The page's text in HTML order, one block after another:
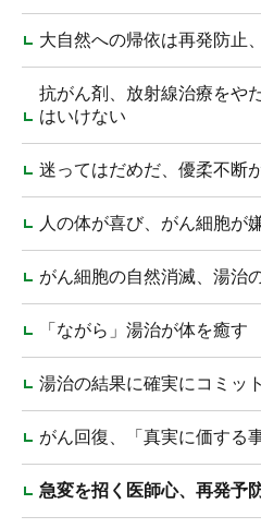
大自然への帰依は再発防止
抗がん剤、放射線治療をや
はいけない
迷ってはだめだ、優柔不断
人の体が喜び、がん細胞が
がん細胞の自然消滅、湯治
「ながら」湯治が体を癒す
湯治の結果に確実にコミット
がん回復、「真実に価する
急変を招く医師心、再発予